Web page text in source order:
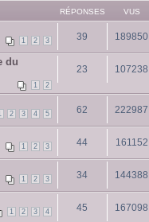
RÉPONSES VUS
1 2 3 39 189850
du
1 2
23 107238
2 3 4 5 62 222987
1 2 3 44 161152
1 2 3 34 144388
1 2 3 4 45 167098